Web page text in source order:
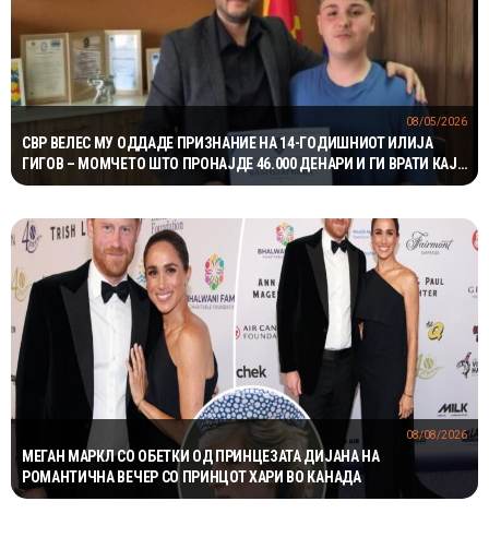
СВР ВЕЛЕС МУ ОДДАДЕ ПРИЗНАНИЕ НА 14-ГОДИШНИОТ ИЛИЈА
ГИГОВ – МОМЧЕТО ШТО ПРОНАЈДЕ 46.000 ДЕНАРИ И ГИ ВРАТИ КАЈ
СОПСТВЕНИКОТ
08/05/2026
МЕГАН МАРКЛ СО ОБЕТКИ ОД ПРИНЦЕЗАТА ДИЈАНА НА
РОМАНТИЧНА ВЕЧЕР СО ПРИНЦОТ ХАРИ ВО КАНАДА
08/08/2026